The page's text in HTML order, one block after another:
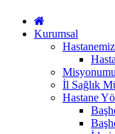
Kurumsal
Hastanemiz
İl Sağlık
Hastane